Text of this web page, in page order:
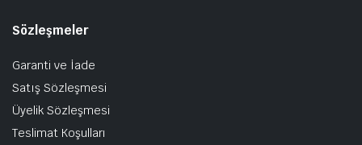
Sözleşmeler
Garanti ve İade
Satış Sözleşmesi
Üyelik Sözleşmesi
Teslimat Koşulları